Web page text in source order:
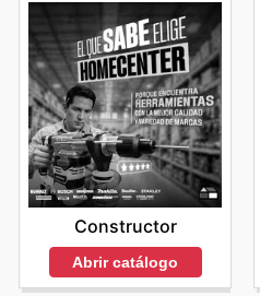
Constructor
Abrir catálogo